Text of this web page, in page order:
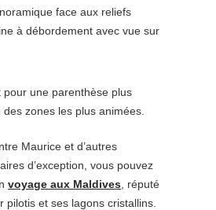
face aux reliefs
à débordement avec vue sur
pour une parenthèse plus
zones les plus animées.
Maurice et d’autres
d’exception, vous pouvez
voyage aux Maldives , réputé
pilotis et ses lagons cristallins.